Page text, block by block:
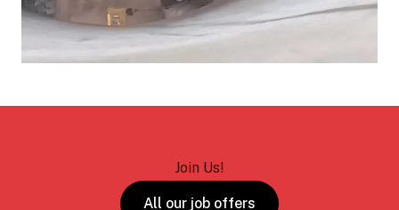
Join Us!
All our job offers